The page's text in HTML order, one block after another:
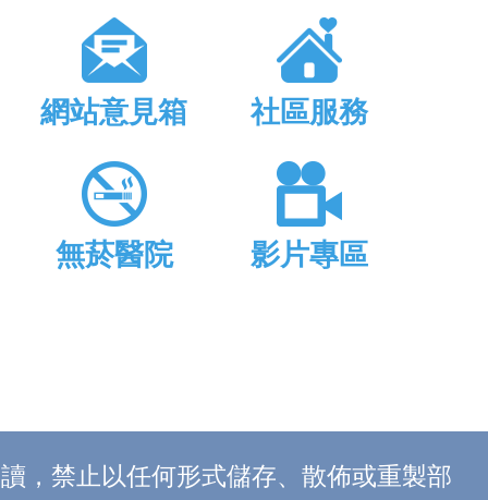
網站意見箱 社區服務
無菸醫院 影片專區
，禁止以任何形式儲存、散佈或重製部